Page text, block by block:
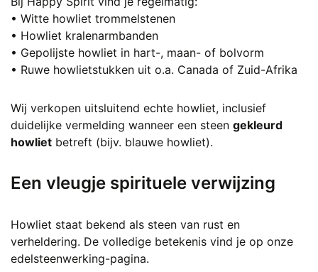
• Witte howliet trommelstenen
• Howliet kralenarmbanden
• Gepolijste howliet in hart-, maan- of bolvorm
• Ruwe howlietstukken uit o.a. Canada of Zuid-Afrika
Wij verkopen uitsluitend echte howliet, inclusief
duidelijke vermelding wanneer een steen gekleurd
howliet betreft (bijv. blauwe howliet).
Een vleugje spirituele verwijzing
Howliet staat bekend als steen van rust en
verheldering. De volledige betekenis vind je op onze
edelsteenwerking-pagina.